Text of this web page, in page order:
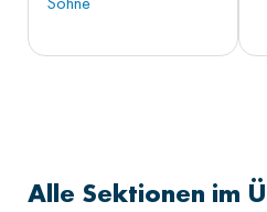
Alle Sektionen im